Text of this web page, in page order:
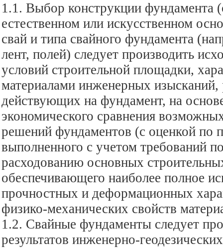
1.1. Выбор конструкции фундамента
естественном или искусственном
свай и типа свайного фундамента
лент, полей) следует производить
условий строительной площадки,
материалами инженерных изысканий,
действующих на фундамент, на
экономического сравнения
решений фундаментов (с оценкой по
выполненного с учетом требований
расходованию основных
обеспечивающего наиболее полное
прочностных и деформационных
физико-механических свойств
1.2. Свайные фундаменты следует
результатов инженерно-